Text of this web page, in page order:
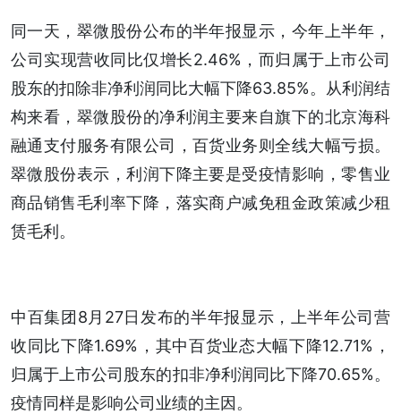
同一天，翠微股份公布的半年报显示，今年上半年，
公司实现营收同比仅增长2.46%，而归属于上市公司
股东的扣除非净利润同比大幅下降63.85%。从利润结
构来看，翠微股份的净利润主要来自旗下的北京海科
融通支付服务有限公司，百货业务则全线大幅亏损。
翠微股份表示，利润下降主要是受疫情影响，零售业
商品销售毛利率下降，落实商户减免租金政策减少租
赁毛利。
中百集团8月27日发布的半年报显示，上半年公司营
收同比下降1.69%，其中百货业态大幅下降12.71%，
归属于上市公司股东的扣非净利润同比下降70.65%。
疫情同样是影响公司业绩的主因。